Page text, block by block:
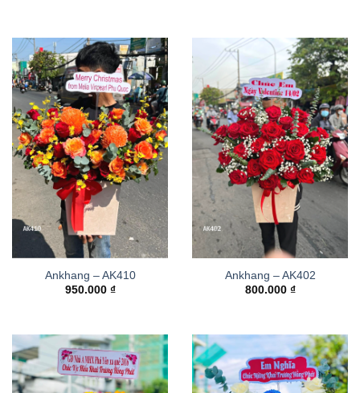
Ankhang – AK410
950.000 ₫
Ankhang – AK402
800.000 ₫